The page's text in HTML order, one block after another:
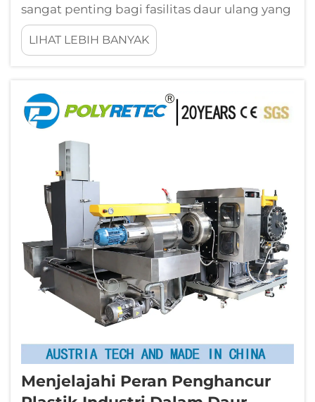
sangat penting bagi fasilitas daur ulang yang
bertujuan mengubah limbah plastik pasca-
konsumen menjadi bahan baku bernilai
tinggi. Sistem canggih ini mengubah botol
seragam...
LIHAT LEBIH BANYAK
Menjelajahi Peran Penghancur